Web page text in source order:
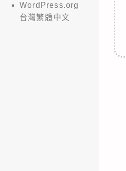
WordPress.org
台灣繁體中文